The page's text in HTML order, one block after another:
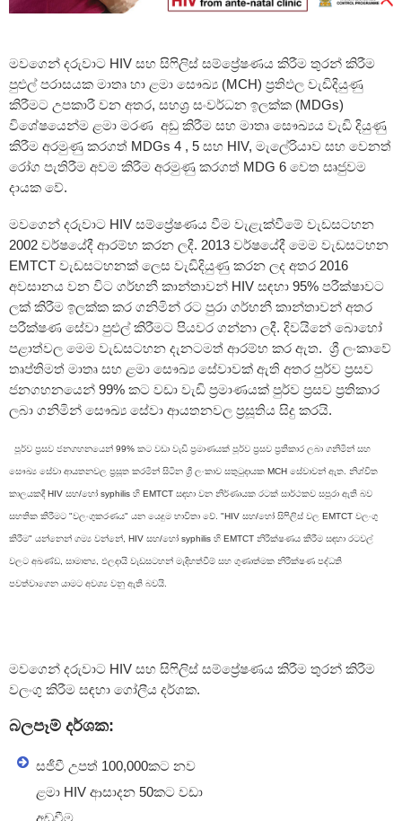
මවගෙන් දරුවාට HIV සහ සිෆිලිස් සම්ප්‍රේෂණය කිරීම තුරන් කිරීම
පුළුල් පරාසයක මාතෘ හා ළමා සෞඛ්‍ය (MCH) ප්‍රතිඵල වැඩිදියුණු
කිරීමට උපකාරී වන අතර, සහශ්‍ර සංවර්ධන ඉලක්ක (MDGs)
විශේෂයෙන්ම ළමා මරණ අඩු කිරීම සහ මාතෘ සෞඛ්‍යය වැඩි දියුණු
කිරීම අරමුණු කරගත් MDGs 4 , 5 සහ HIV, මැලේරියාව සහ වෙනත්
රෝග පැතිරීම අවම කිරීම අරමුණු කරගත් MDG 6 වෙත සෘජුවම
දායක වේ.
මවගෙන් දරුවාට HIV සම්ප්‍රේෂණය වීම වැළැක්වීමේ වැඩසටහන
2002 වර්ෂයේදී ආරම්භ කරන ලදී. 2013 වර්ෂයේදී මෙම වැඩසටහන
EMTCT වැඩසටහනක් ලෙස වැඩිදියුණු කරන ලද අතර 2016
අවසානය වන විට ගර්භනී කාන්තාවන් HIV සඳහා 95% පරීක්ෂාවට
ලක් කිරීම ඉලක්ක කර ගනිමින් රට පුරා ගර්භනී කාන්තාවන් අතර
පරීක්ෂණ සේවා පුළුල් කිරීමට පියවර ගන්නා ලදී. දිවයිනේ බොහෝ
පළාත්වල මෙම වැඩසටහන දැනටමත් ආරම්භ කර ඇත. ශ්‍රී ලංකාවේ
තෘප්තිමත් මාතෘ සහ ළමා සෞඛ්‍ය සේවාවක් ඇති අතර පුර්ව ප්‍රසව
ජනගහනයෙන් 99% කට වඩා වැඩි ප්‍රමාණයක් පුර්ව ප්‍රසව ප්‍රතිකාර
ලබා ගනිමින් සෞඛ්‍ය සේවා ආයතනවල ප්‍රසූතිය සිදු කරයි.
පූර්ව ප්‍රසව ජනගහනයෙන් 99% කට වඩා වැඩි ප්‍රමාණයක් පූර්ව ප්‍රසව ප්‍රතිකාර ලබා ගනිමින් සහ
සෞඛ්‍ය සේවා ආයතනවල ප්‍රසූත කරමින් සිටින ශ්‍රී ලංකාව සතුටුදායක MCH සේවාවන් ඇත. නිශ්චිත
කාලයකදී HIV සහ/හෝ syphilis හි EMTCT සඳහා වන නිර්ණායක රටක් සාර්ථකව සපුරා ඇති බව
සහතික කිරීමට "වලංගුකරණය" යන යෙදුම භාවිතා වේ. "HIV සහ/හෝ සිෆිලිස් වල EMTCT වලංගු
කිරීම" යන්නෙන් ගම්‍ය වන්නේ, HIV සහ/හෝ syphilis හි EMTCT නිරීක්ෂණය කිරීම සඳහා රටවල්
වලට අඛණ්ඩ, සාමාන්‍ය, ඵලදායි වැඩසටහන් මැදිහත්වීම් සහ ගුණාත්මක නිරීක්ෂණ පද්ධති
පවත්වාගෙන යාමට අවශ්‍ය වනු ඇති බවයි.
මවගෙන් දරුවාට HIV සහ සිෆිලිස් සම්ප්‍රේෂණය කිරීම තුරන් කිරීම
වලංගු කිරීම සඳහා ගෝලීය දර්ශක.
බලපෑම් දර්ශක:
සජීවී උපත් 100,000කට නව
ළමා HIV ආසාදන 50කට වඩා